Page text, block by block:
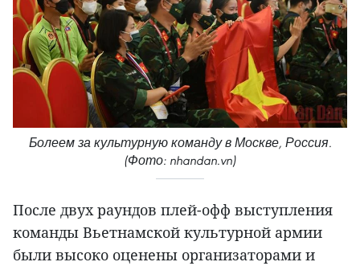
Болеем за культурную команду в Москве, Россия.
(Фото: nhandan.vn)
После двух раундов плей-офф выступления
команды Вьетнамской культурной армии
были высоко оценены организаторами и